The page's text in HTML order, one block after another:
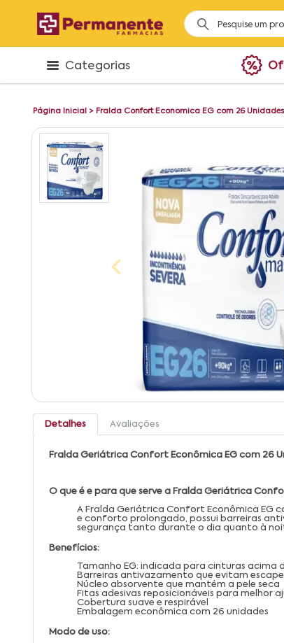
Categorias
Página Inicial > Fralda Confort Economica EG com 26 Unidades
Detalhes Avaliações
Fralda Geriátrica Confort Econômica EG com 26
O que é e para que serve a Fralda Geriátrica
A Fralda Geriátrica Confort Econômica EG
e conforto prolongado, possui barreiras
segurança tanto durante o dia quanto à
Benefícios:
Tamanho EG: indicada para cinturas acima
Barreiras antivazamento que evitam
Núcleo absorvente que mantém a pele seca
Fitas adesivas reposicionáveis para melhor
Cobertura suave e respirável
Embalagem econômica com 26 unidades
Modo de uso: